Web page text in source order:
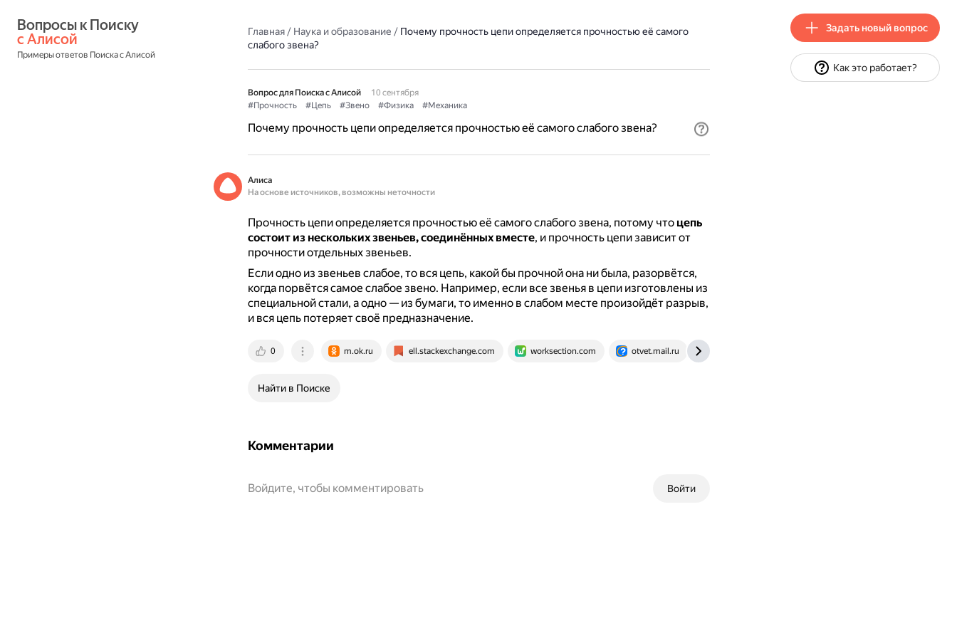
с Алисой
Примеры ответов Поиска с Алисой
Главная/ Наука и образование / Почему прочность цепи определяется прочностью её самого
слабого звена?
Вопрос для Поиска с Алисой
10 сентября
#Прочность
#Цепь #Звено #Физика #Механика
Почему прочность цепи определяется прочностью её самого слабого звена?
Алиса
На основе источников, возможны неточности
Прочность цепи определяется прочностью её самого слабого звена, потому что цепь
состоит из нескольких звеньев, соединённых вместе, и прочность цепи зависит от
прочности отдельных звеньев.
Если одно из звеньев слабое, то вся цепь, какой бы прочной она ни была, разорвётся,
когда порвётся самое слабое звено. Например, если все звенья в цепи изготовлены из
специальной стали, а одно — из бумаги, то именно в слабом месте произойдёт разрыв,
и вся цепь потеряет своё предназначение.
0 m.ok.ru ell.stackexchange.com worksection.com otvet.mail.ru
Найти в Поиске
Комментарии
Войти
Войдите, чтобы комментировать
Задать новый вопрос
Как это работает?